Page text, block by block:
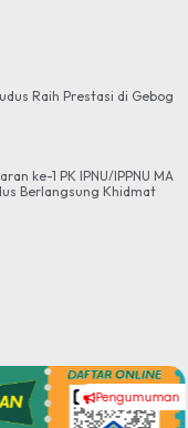
Raih Prestasi di Gebog
ke-1 PK IPNU/IPPNU MA
Berlangsung Khidmat
Pengumuman